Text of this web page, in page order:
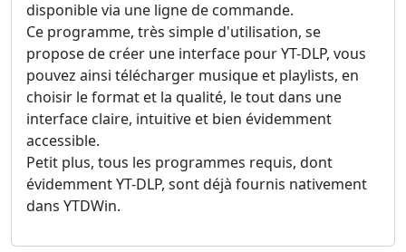
disponible via une ligne de commande.
Ce programme, très simple d'utilisation, se
propose de créer une interface pour YT-DLP, vous
pouvez ainsi télécharger musique et playlists, en
choisir le format et la qualité, le tout dans une
interface claire, intuitive et bien évidemment
accessible.
Petit plus, tous les programmes requis, dont
évidemment YT-DLP, sont déjà fournis nativement
dans YTDWin.